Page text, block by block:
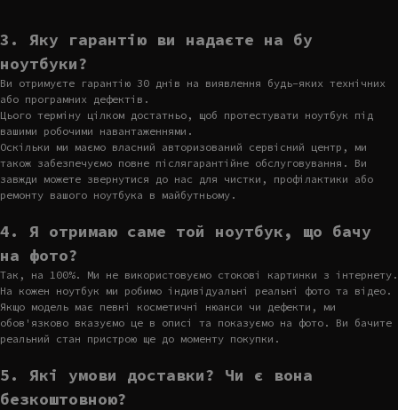
3. Яку гарантію ви надаєте на бу
ноутбуки?
Ви отримуєте гарантію 30 днів на виявлення будь-яких технічних
або програмних дефектів.
Цього терміну цілком достатньо, щоб протестувати ноутбук під
вашими робочими навантаженнями.
Оскільки ми маємо власний авторизований сервісний центр, ми
також забезпечуємо повне післягарантійне обслуговування. Ви
завжди можете звернутися до нас для чистки, профілактики або
ремонту вашого ноутбука в майбутньому.
4. Я отримаю саме той ноутбук, що бачу
на фото?
Так, на 100%. Ми не використовуємо стокові картинки з інтернету.
На кожен ноутбук ми робимо індивідуальні реальні фото та відео.
Якщо модель має певні косметичні нюанси чи дефекти, ми
обов'язково вказуємо це в описі та показуємо на фото. Ви бачите
реальний стан пристрою ще до моменту покупки.
5. Які умови доставки? Чи є вона
безкоштовною?